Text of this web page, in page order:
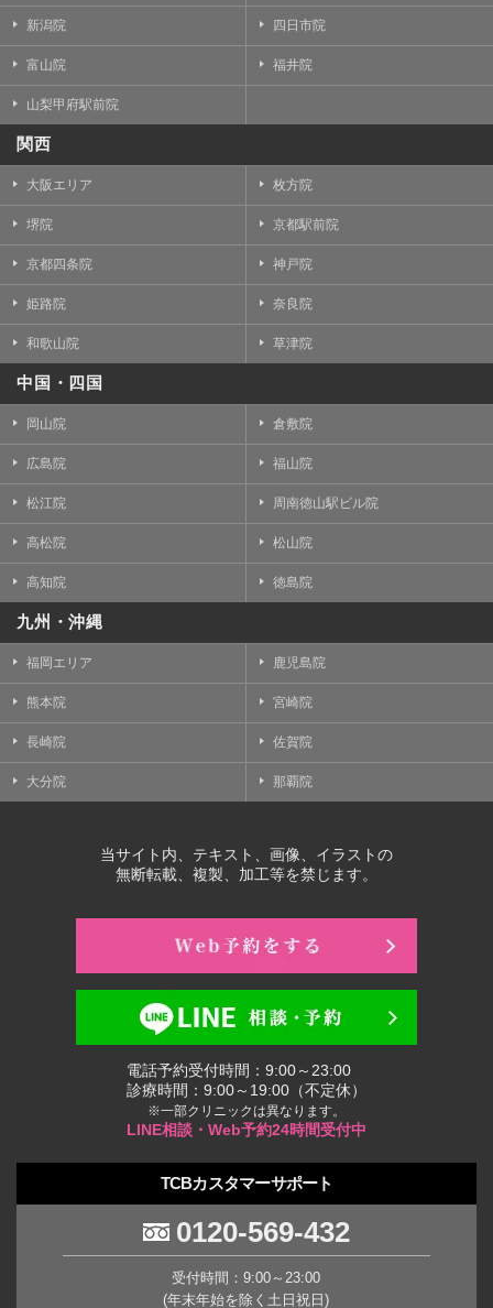
新潟院 四日市院
富山院 福井院
山梨甲府駅前院
関西
大阪エリア 枚方院
堺院 京都駅前院
京都四条院 神戸院
姫路院 奈良院
和歌山院 草津院
中国・四国
岡山院 倉敷院
広島院 福山院
松江院 周南徳山駅ビル院
高松院 松山院
高知院 徳島院
九州・沖縄
福岡エリア 鹿児島院
熊本院 宮崎院
長崎院 佐賀院
大分院 那覇院
当サイト内、テキスト、画像、イラストの
無断転載、複製、加工等を禁じます。
電話予約受付時間：9:00～23:00
診療時間：9:00～19:00（不定休）
※一部クリニックは異なります。
LINE相談・Web予約24時間受付中
TCBカスタマーサポート
0120-569-432
受付時間：9:00～23:00
(年末年始を除く土日祝日)